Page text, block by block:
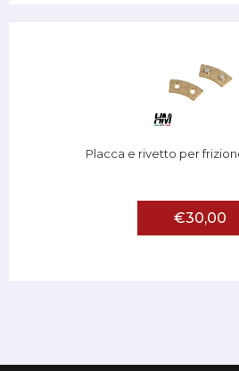
Placca e rivetto per
€30,00